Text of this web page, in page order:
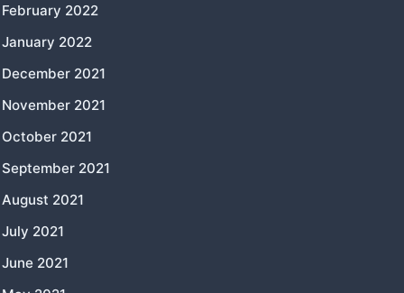
February 2022
January 2022
December 2021
November 2021
October 2021
September 2021
August 2021
July 2021
June 2021